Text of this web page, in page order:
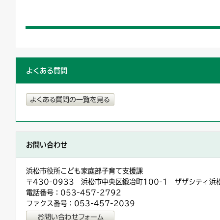
よくある質問
お問い合わせ
浜松市役所こども家庭部子育て支援課
〒430-0933 浜松市中央区鍛冶町100-1 ザザシティ浜
電話番号：053-457-2792
ファクス番号：053-457-2039